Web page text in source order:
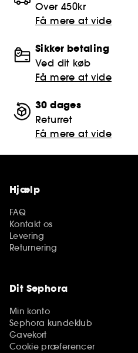
Over 450kr
Få mere at vide
Sikker betaling
Ved dit køb
Få mere at vide
30 dages
Returret
Få mere at vide
Hjælp
FAQ
Kontakt os
Levering
Returnering
Dit Sephora
Min konto
Sephora kundeklub
Gavekort
Cookie præferencer